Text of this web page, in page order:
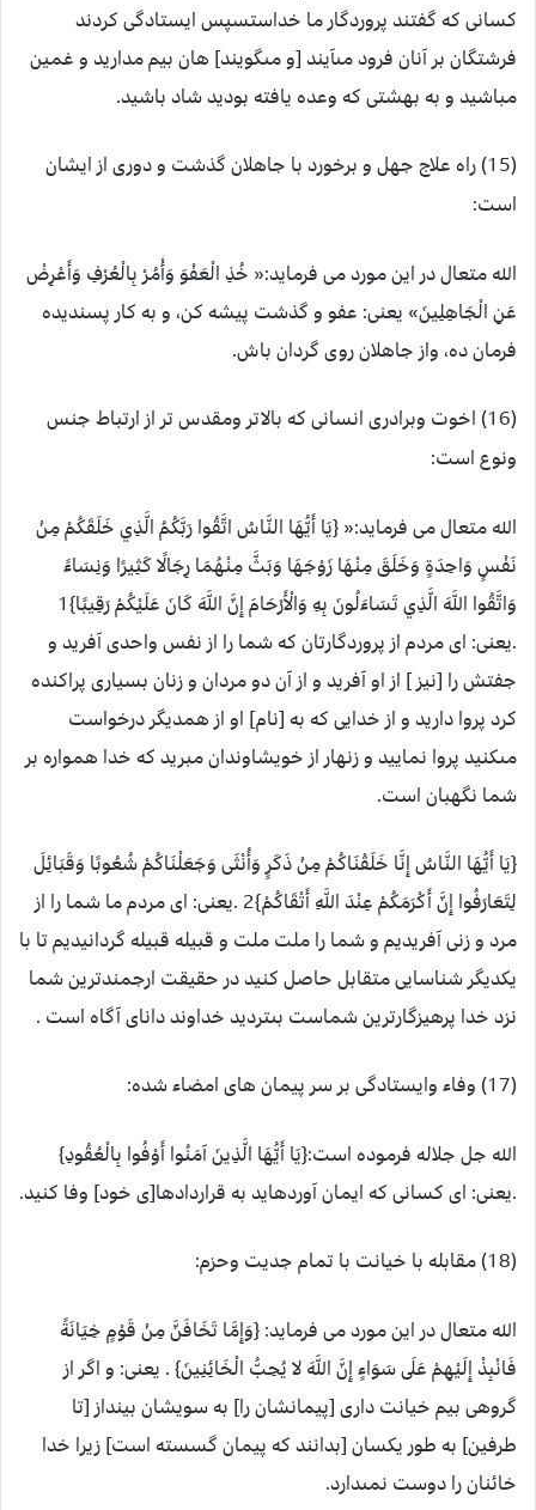
كسانى كه گفتند پروردگار ما خداست‏سپس ايستادگى كردند
فرشتگان بر آنان فرود مى‏آيند [و مى‏گويند] هان بيم مداريد و غمين
مباشيد و به بهشتى كه وعده يافته بوديد شاد باشيد.
(15) راه علاج جهل و برخورد با جاهلان گذشت و دوری از ایشان
است:
الله متعال در این مورد می فرماید:« خُذِ الْعَفْوَ وَأْمُرْ بِالْعُرْفِ وَأَعْرِضْ
عَنِ الْجَاهِلِينَ» یعنی: عفو و گذشت پیشه کن، و به کار پسندیده
فرمان ده، واز جاهلان روی گردان باش.
(16) اخوت وبرادری انسانی که بالاتر ومقدس تر از ارتباط جنس
ونوع است:
الله متعال می فرماید:« {يَا أَيُّهَا النَّاسُ اتَّقُوا رَبَّكُمُ الَّذِي خَلَقَكُمْ مِنْ
نَفْسٍ وَاحِدَةٍ وَخَلَقَ مِنْهَا زَوْجَهَا وَبَثَّ مِنْهُمَا رِجَالًا كَثِيرًا وَنِسَاءً
وَاتَّقُوا اللَّهَ الَّذِي تَسَاءَلُونَ بِهِ وَالْأَرْحَامَ إِنَّ اللَّهَ كَانَ عَلَيْكُمْ رَقِيبًا}1
.یعنی: اى مردم از پروردگارتان كه شما را از نفس واحدى آفريد و
جفتش را [نيز ] از او آفريد و از آن دو مردان و زنان بسيارى پراكنده
كرد پروا داريد و از خدايى كه به [نام] او از همديگر درخواست
مى‏كنيد پروا نماييد و زنهار از خويشاوندان مبريد كه خدا همواره بر
شما نگهبان است.
{يَا أَيُّهَا النَّاسُ إِنَّا خَلَقْنَاكُمْ مِنْ ذَكَرٍ وَأُنْثَى وَجَعَلْنَاكُمْ شُعُوبًا وَقَبَائِلَ
لِتَعَارَفُوا إِنَّ أَكْرَمَكُمْ عِنْدَ اللَّهِ أَتْقَاكُمْ}2 .یعنی: اى مردم ما شما را از
مرد و زنى آفريديم و شما را ملت ملت و قبيله قبيله گردانيديم تا با
يكديگر شناسايى متقابل حاصل كنيد در حقيقت ارجمندترين شما
نزد خدا پرهيزگارترين شماست بى‏ترديد خداوند داناى آگاه است .
(17) وفاء وایستادگی بر سر پیمان های امضاء شده:
الله جل جلاله فرموده است:{يَا أَيُّهَا الَّذِينَ آمَنُوا أَوْفُوا بِالْعُقُودِ}
.یعنی: اى كسانى كه ايمان آورده‏ايد به قراردادها[ى خود] وفا كنيد.
(18) مقابله با خیانت با تمام جدیت وحزم:
الله متعال در این مورد می فرماید: {وَإِمَّا تَخَافَنَّ مِنْ قَوْمٍ خِيَانَةً
فَانْبِذْ إِلَيْهِمْ عَلَى سَوَاءٍ إِنَّ اللَّهَ لا يُحِبُّ الْخَائِنِينَ} . یعنی: و اگر از
گروهى بيم خيانت دارى [پيمانشان را] به سويشان بينداز [تا
طرفين] به طور يكسان [بدانند كه پيمان گسسته است] زيرا خدا
خائنان را دوست نمى‏دارد.